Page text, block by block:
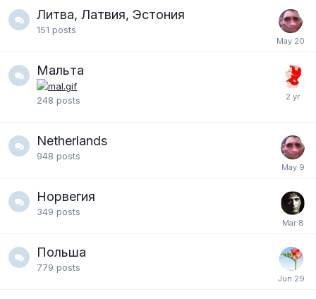
Литва, Латвия, Эстония
151 posts
Мальта
248 posts
Netherlands
948 posts
Норвегия
349 posts
Польша
779 posts